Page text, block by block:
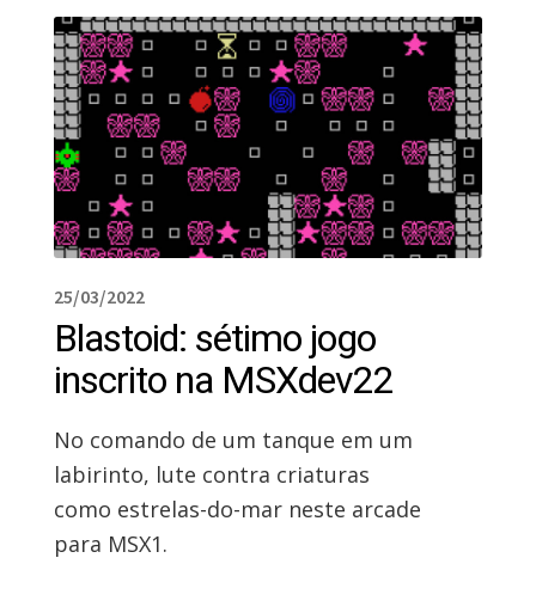
25/03/2022
Blastoid: sétimo jogo
inscrito na MSXdev22
No comando de um tanque em um
labirinto, lute contra criaturas
como estrelas-do-mar neste arcade
para MSX1.